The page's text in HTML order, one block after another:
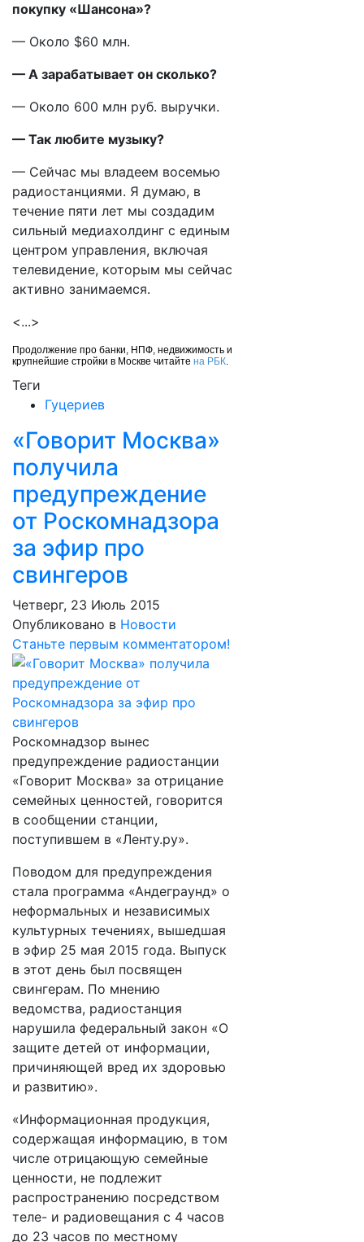
покупку «Шансона»?
— Около $60 млн.
— А зарабатывает он сколько?
— Около 600 млн руб. выручки.
— Так любите музыку?
— Сейчас мы владеем восемью
радиостанциями. Я думаю, в
течение пяти лет мы создадим
сильный медиахолдинг с единым
центром управления, включая
телевидение, которым мы сейчас
активно занимаемся.
<...>
Продолжение про банки, НПФ, недвижимость и
крупнейшие стройки в Москве читайте на РБК.
Теги
Гуцериев
«Говорит Москва»
получила
предупреждение
от Роскомнадзора
за эфир про
свингеров
Четверг, 23 Июль 2015
Опубликовано в Новости
Станьте первым комментатором!
Роскомнадзор вынес
предупреждение радиостанции
«Говорит Москва» за отрицание
семейных ценностей, говорится
в сообщении станции,
поступившем в «Ленту.ру».
Поводом для предупреждения
стала программа «Андеграунд» о
неформальных и независимых
культурных течениях, вышедшая
в эфир 25 мая 2015 года. Выпуск
в этот день был посвящен
свингерам. По мнению
ведомства, радиостанция
нарушила федеральный закон «О
защите детей от информации,
причиняющей вред их здоровью
и развитию».
«Информационная продукция,
содержащая информацию, в том
числе отрицающую семейные
ценности, не подлежит
распространению посредством
теле- и радиовещания с 4 часов
до 23 часов по местному